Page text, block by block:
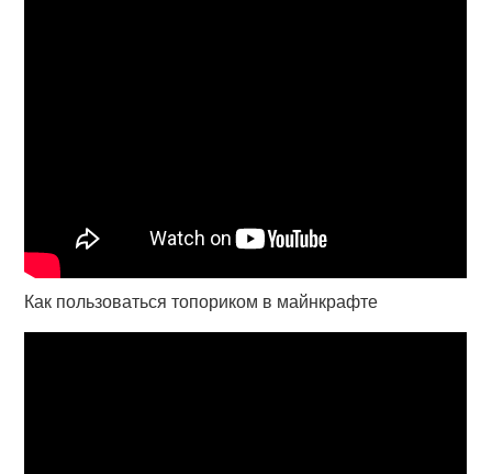
Как пользоваться топориком в майнкрафте